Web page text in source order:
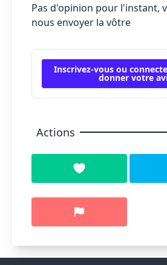
Pas d'opinion pour l'instant,
nous envoyer la vôtre
Inscrivez-vous ou
donner votre
Actions